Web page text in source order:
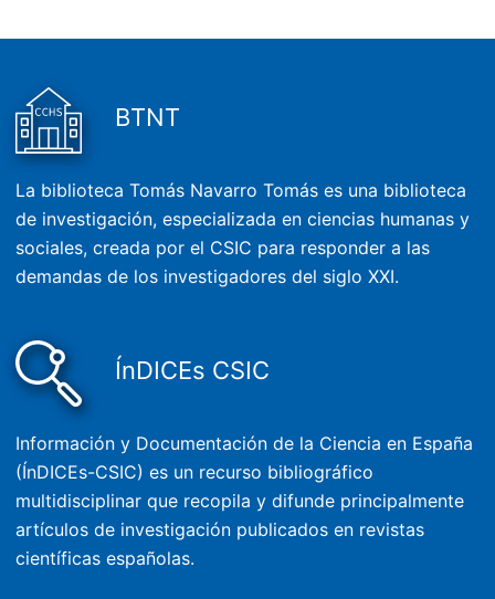
BTNT
La biblioteca Tomás Navarro Tomás es una biblioteca
de investigación, especializada en ciencias humanas y
sociales, creada por el CSIC para responder a las
demandas de los investigadores del siglo XXI.
ÍnDICEs CSIC
Información y Documentación de la Ciencia en España
(ÍnDICEs-CSIC) es un recurso bibliográfico
multidisciplinar que recopila y difunde principalmente
artículos de investigación publicados en revistas
científicas españolas.